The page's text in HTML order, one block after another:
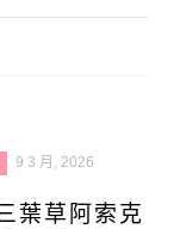
9 3 月, 2026
葉草阿索克